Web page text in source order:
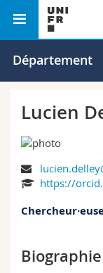
Université
Campus
Recherche
Université
Formation
Droit
Sciences
Lettres et
Vous êtes
Futurs
Etudiants
Médias
Ressources
Annuaire
Plan d'accès
Faculté des
Département
Lucien
https://
Biographie